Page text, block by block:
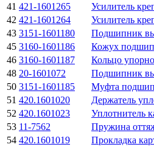
41 421-1601265 Усилитель
42 421-1601264 Усилитель
43 3151-1601180 Подшипник
45 3160-1601186 Кожух
46 3160-1601187 Кольцо
48 20-1601072 Подшипник
50 3151-1601185 Муфта
51 420.1601020 Держатель
52 420.1601023 Уплотнитель
53 11-7562 Пружина
54 420.1601019 Прокладка